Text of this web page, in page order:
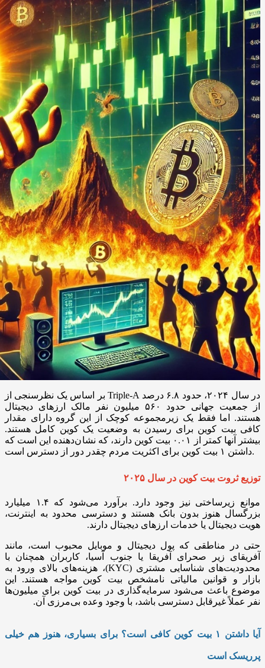
بر اساس یک نظرسنجی از Triple-A در سال ۲۰۲۴، حدود ۶.۸ درصد
از جمعیت جهانی حدود ۵۶۰ میلیون نفر مالک ارز‌های دیجیتال
هستند. اما فقط یک زیرمجموعه کوچک از این گروه دارای مقدار
کافی بیت کوین برای رسیدن به وضعیت یک کوین کامل هستند.
بیشتر آنها کمتر از ۰.۰۱ بیت کوین دارند، که نشان‌دهنده این است که
داشتن ۱ بیت کوین برای اکثریت مردم چقدر دور از دسترس است.
توزیع ثروت بیت کوین در سال ۲۰۲۵
موانع زیرساختی نیز وجود دارد. برآورد می‌شود که ۱.۴ میلیارد
بزرگسال هنوز بدون بانک هستند و دسترسی محدود به اینترنت،
هویت دیجیتال یا خدمات ارز‌های دیجیتال دارند.
حتی در مناطقی که پول دیجیتال و موبایل محبوب است، مانند
آفریقای زیر صحرای آفریقا یا جنوب آسیا، کاربران همچنان با
محدودیت‌های شناسایی مشتری (KYC)، هزینه‌های بالای ورود به
بازار و قوانین مالیاتی نامشخص بیت ‌کوین مواجه هستند. این
موضوع باعث می‌شود سرمایه‌گذاری در بیت ‌کوین برای میلیون‌ها
نفر عملاً غیرقابل دسترسی باشد، با وجود وعده بی‌مرزی آن.
آیا داشتن ۱ بیت کوین کافی است؟ برای بسیاری، هنوز هم خیلی
پرریسک است